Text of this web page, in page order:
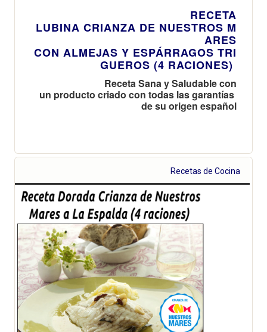
RECETA
LUBINA CRIANZA DE NUESTROS M
ARES
CON ALMEJAS Y ESPÁRRAGOS TRI
GUEROS (4 RACIONES)
Receta Sana y Saludable con
un producto criado con todas las garantías
de su origen español
Recetas de Cocina